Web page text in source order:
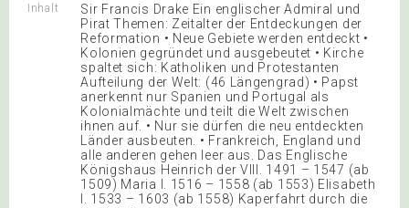
Inhalt
Sir Francis Drake Ein englischer Admiral und
Pirat Themen: Zeitalter der Entdeckungen der
Reformation • Neue Gebiete werden entdeckt •
Kolonien gegründet und ausgebeutet • Kirche
spaltet sich: Katholiken und Protestanten
Aufteilung der Welt: (46 Längengrad) • Papst
anerkennt nur Spanien und Portugal als
Kolonialmächte und teilt die Welt zwischen
ihnen auf. • Nur sie dürfen die neu entdeckten
Länder ausbeuten. • Frankreich, England und
alle anderen gehen leer aus. Das Englische
Königshaus Heinrich der VIII. 1491 – 1547 (ab
1509) Maria I. 1516 – 1558 (ab 1553) Elisabeth
I. 1533 – 1603 (ab 1558) Kaperfahrt durch die